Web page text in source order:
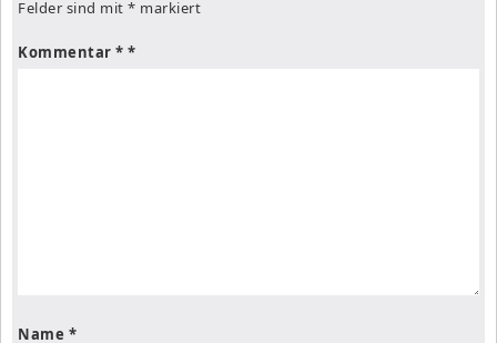
Felder sind mit * markiert
Kommentar *
Name *